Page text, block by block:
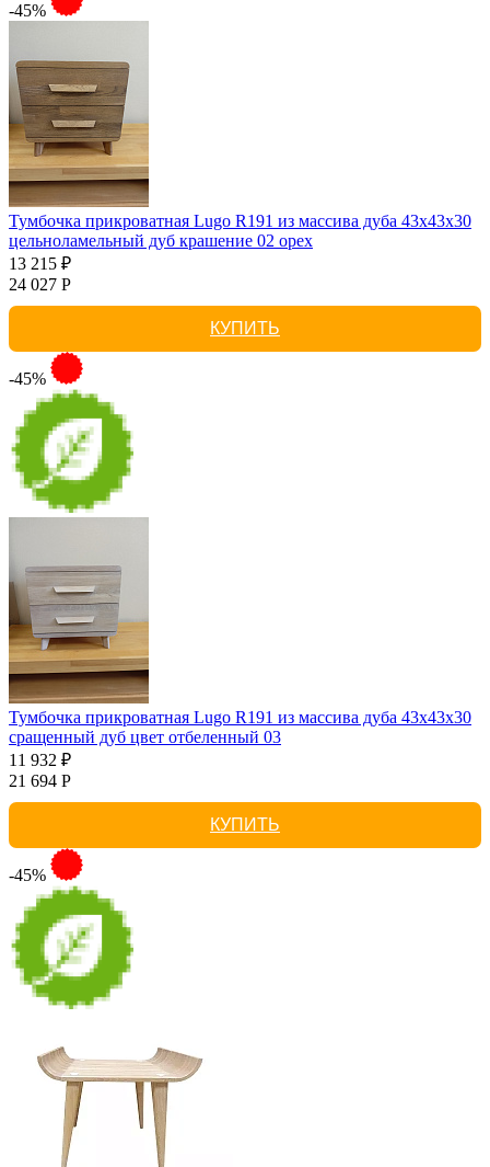
-45%
Тумбочка прикроватная Lugo R191 из массива дуба 43х43х30
цельноламельный дуб крашение 02 орех
13 215 ₽
24 027 Р
КУПИТЬ
-45%
Тумбочка прикроватная Lugo R191 из массива дуба 43х43х30
сращенный дуб цвет отбеленный 03
11 932 ₽
21 694 Р
КУПИТЬ
-45%